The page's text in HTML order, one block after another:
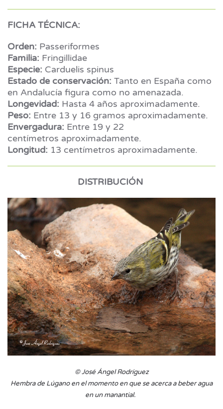
FICHA TÉCNICA:
Orden: Passeriformes
Familia: Fringillidae
Especie: Carduelis spinus
Estado de conservación: Tanto en España como
en Andalucía figura como no amenazada.
Longevidad: Hasta 4 años aproximadamente.
Peso: Entre 13 y 16 gramos aproximadamente.
Envergadura: Entre 19 y 22
centímetros aproximadamente.
Longitud: 13 centímetros aproximadamente.
DISTRIBUCIÓN
© José Ángel Rodríguez
Hembra de Lúgano en el momento en que se acerca a beber agua
en un manantial.